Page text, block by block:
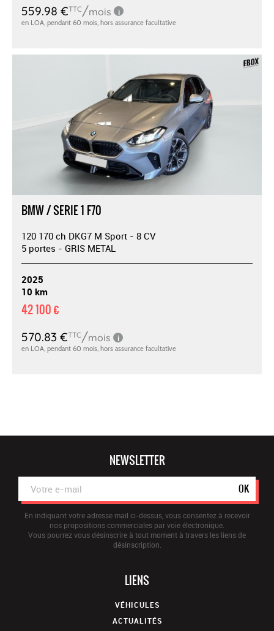
BMW / SERIE 1 F70
120 170 ch DKG7 M Sport - 8 CV
5 portes - GRIS METAL
2025
10 km
42 100 €
NEWSLETTER
OK
En indiquant votre adresse mail ci-dessus, vous consentez à recevoir
nos propositions commerciales par voie électronique.
Vous pourrez vous désinscrire à tout moment à travers les liens de
désinscription.
LIENS
VÉHICULES
ACTUALITÉS